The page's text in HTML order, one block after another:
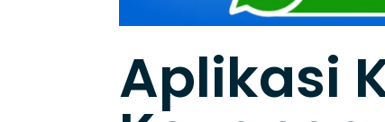
Aplikasi